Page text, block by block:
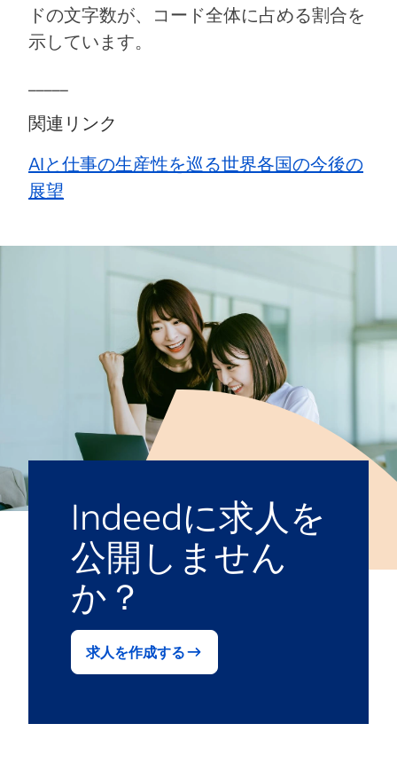
ドの文字数が、コード全体に占める割合を
示しています。
関連リンク
AIと仕事の生産性を巡る世界各国の今後の
展望
Indeedに求人を
公開しません
か？
求人を作成する